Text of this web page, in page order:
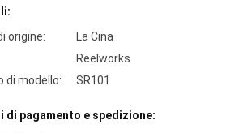
origine:
La Cina
Reelworks
di modello:
SR101
di pagamento e spedizione: